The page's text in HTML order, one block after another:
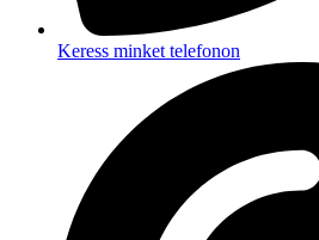
Keress minket telefonon